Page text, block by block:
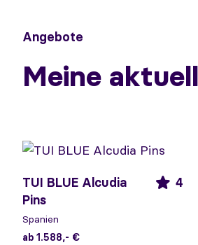
Angebote
Meine
TUI BLUE Alcudia
Pins
4
Spanien
ab 1.588,- €